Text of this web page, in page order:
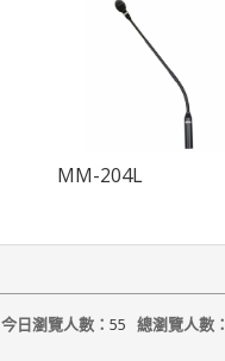
MM-204L
今日瀏覽人數： 55 總瀏覽人數：